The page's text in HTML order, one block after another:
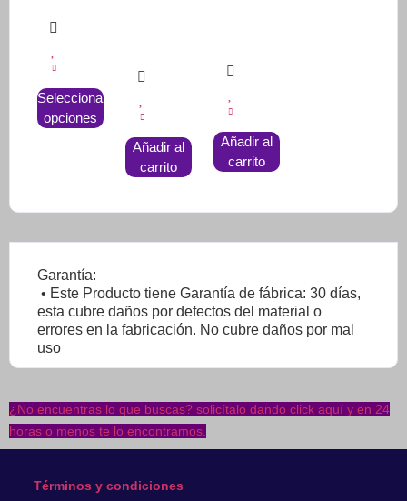
Seleccionar
opciones
producto
tiene
múltiples
variantes.
opciones
se
en
la
de
Añadir al
carrito
Añadir al
carrito
Garantía:
• Este Producto tiene Garantía de fábrica: 30 días,
esta cubre daños por defectos del material o
errores en la fabricación. No cubre daños por mal
uso
¿No encuentras lo que buscas? solicítalo dando click aquí y en 24
horas o menos te lo encontramos.
Términos y condiciones